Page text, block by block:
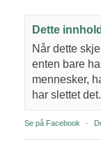
Dette
Når dette
enten bare
mennesker,
har slettet det.
Se på Facebook ·